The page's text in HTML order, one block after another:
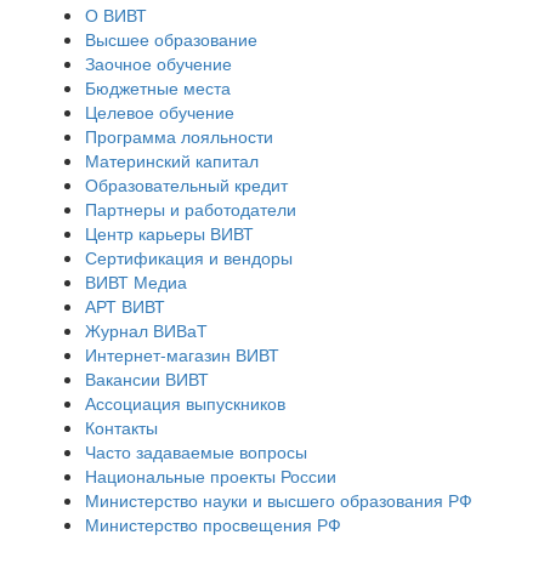
О ВИВТ
Высшее образование
Заочное обучение
Бюджетные места
Целевое обучение
Программа лояльности
Материнский капитал
Образовательный кредит
Партнеры и работодатели
Центр карьеры ВИВТ
Сертификация и вендоры
ВИВТ Медиа
АРТ ВИВТ
Журнал ВИВаТ
Интернет-магазин ВИВТ
Вакансии ВИВТ
Ассоциация выпускников
Контакты
Часто задаваемые вопросы
Национальные проекты России
Министерство науки и высшего образования РФ
Министерство просвещения РФ